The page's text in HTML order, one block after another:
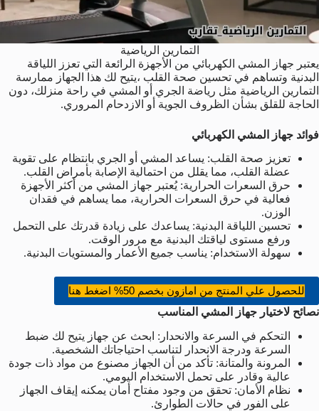
التمارين الرياضية
يعتبر جهاز المشي الكهربائي من الأجهزة الرائعة التي تعزز اللياقة
البدنية وتساهم في تحسين صحة القلب ،يتيح لك هذا الجهاز ممارسة
التمارين الرياضية مثل رياضة الجري أو المشي في راحة منزلك، دون
الحاجة للقلق بشأن الظروف الجوية أو الازدحام المروري.
فوائد جهاز المشي الكهربائي
تعزيز صحة القلب: يساعد المشي أو الجري بانتظام على تقوية
عضلة القلب، مما يقلل من احتمالية الإصابة بأمراض القلب.
حرق السعرات الحرارية: يُعتبر جهاز المشي من أكثر الأجهزة
فعالية في حرق السعرات الحرارية، مما يساهم في فقدان
الوزن.
تحسين اللياقة البدنية: يساعدك على زيادة قدرتك على التحمل
ورفع مستوى لياقتك البدنية مع مرور الوقت.
سهولة الاستخدام: يناسب جميع الأعمار والمستويات البدنية.
للحصول علي المنتج من امازون بخصم 50% اضغط هنا
نصائح لاختيار جهاز المشي المناسب
التحكم في السرعة والانحدار: ابحث عن جهاز يتيح لك ضبط
السرعة ودرجة الانحدار لتناسب احتياجاتك الشخصية.
المرونة والمتانة: تأكد من أن الجهاز مصنوع من مواد ذات جودة
عالية وقادر على تحمل الاستخدام اليومي.
نظام الأمان: تحقق من وجود مفتاح أمان يمكنه إيقاف الجهاز
على الفور في حالات الطوارئ.